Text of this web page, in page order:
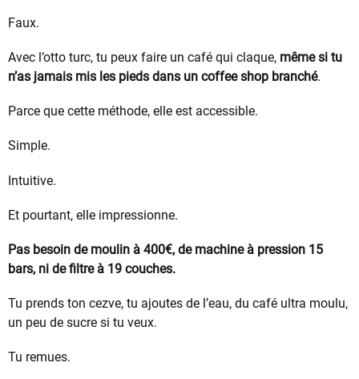
Faux.
Avec l’otto turc, tu peux faire un café qui claque, même si tu
n’as jamais mis les pieds dans un coffee shop branché.
Parce que cette méthode, elle est accessible.
Simple.
Intuitive.
Et pourtant, elle impressionne.
Pas besoin de moulin à 400€, de machine à pression 15
bars, ni de filtre à 19 couches.
Tu prends ton cezve, tu ajoutes de l’eau, du café ultra moulu,
un peu de sucre si tu veux.
Tu remues.